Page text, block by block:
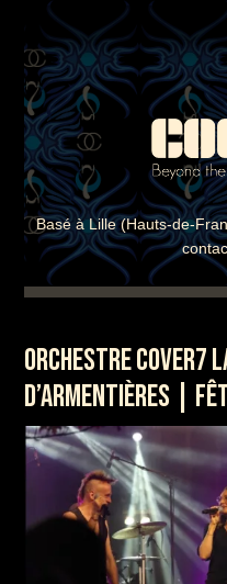
Basé à Lille (Hauts-de-
ORCHESTRE COVER7
D’ARMENTIÈRES |
ASSISTANT COVER7
En ligne · Réponse